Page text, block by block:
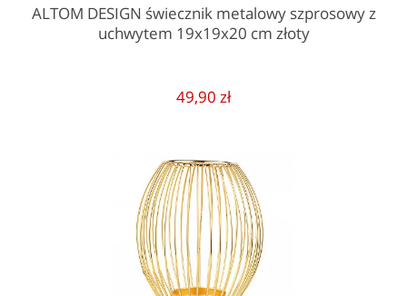
ALTOM DESIGN świecznik metalowy szprosowy z
uchwytem 19x19x20 cm złoty
49,90 zł